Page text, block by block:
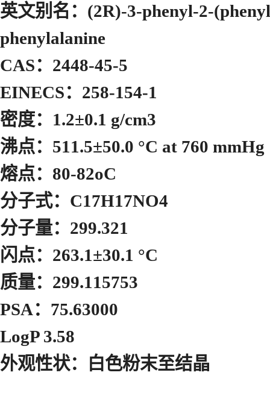
英文别名：(2R)-3-phenyl-2-
phenylalanine
CAS：2448-45-5
EINECS：258-154-1
密度：1.2±0.1 g/cm3
沸点：511.5±50.0 °C at 760 mmHg
熔点：80-82oC
分子式：C17H17NO4
分子量：299.321
闪点：263.1±30.1 °C
质量：299.115753
PSA：75.63000
LogP 3.58
外观性状：白色粉末至结晶